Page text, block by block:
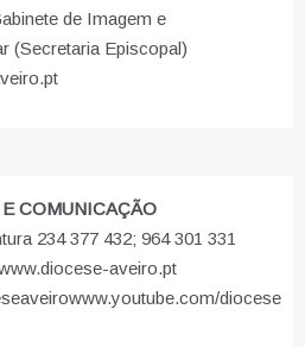
de Imagem e
(Secretaria Episcopal)
COMUNICAÇÃO
234 377 432; 964 301 331
aveiro.pt
www.youtube.com/diocese